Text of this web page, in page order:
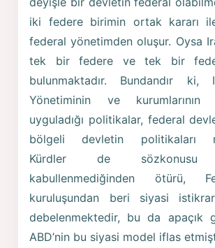
iki federe birimin ortak kararı
federal yönetimden oluşur. Oysa
tek bir federe ve tek bir
bulunmaktadır. Bundandır ki,
Yönetiminin ve
uyguladığı politikalar, federal
bölgeli devletin politikaları
Kürdler de sözkonusu
kabullenmediğinden ötürü,
kuruluşundan beri siyasi
debelenmektedir, bu da apaçık
ABD’nin bu siyasi model iflas